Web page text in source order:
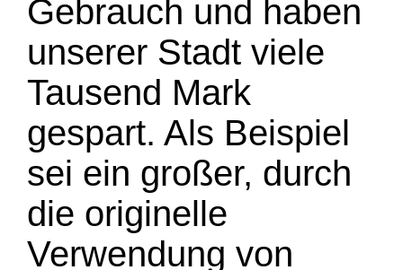
Gebrauch und haben
unserer Stadt viele
Tausend Mark
gespart. Als Beispiel
sei ein großer, durch
die originelle
Verwendung von